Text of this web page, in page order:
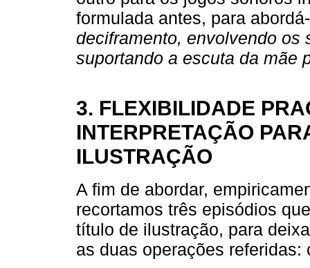
formulada antes, para
deciframento, envolvendo os
suportando a escuta da mãe
3. FLEXIBILIDADE
INTERPRETAÇÃO
ILUSTRAÇÃO
A fim de abordar,
recortamos três episódios
título de ilustração, para
as duas operações